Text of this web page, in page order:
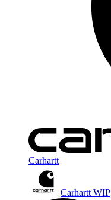
Carhartt
Carhartt WIP